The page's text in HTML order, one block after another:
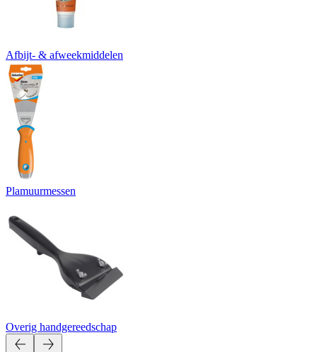
Afbijt- & afweekmiddelen
Plamuurmessen
Overig handgereedschap